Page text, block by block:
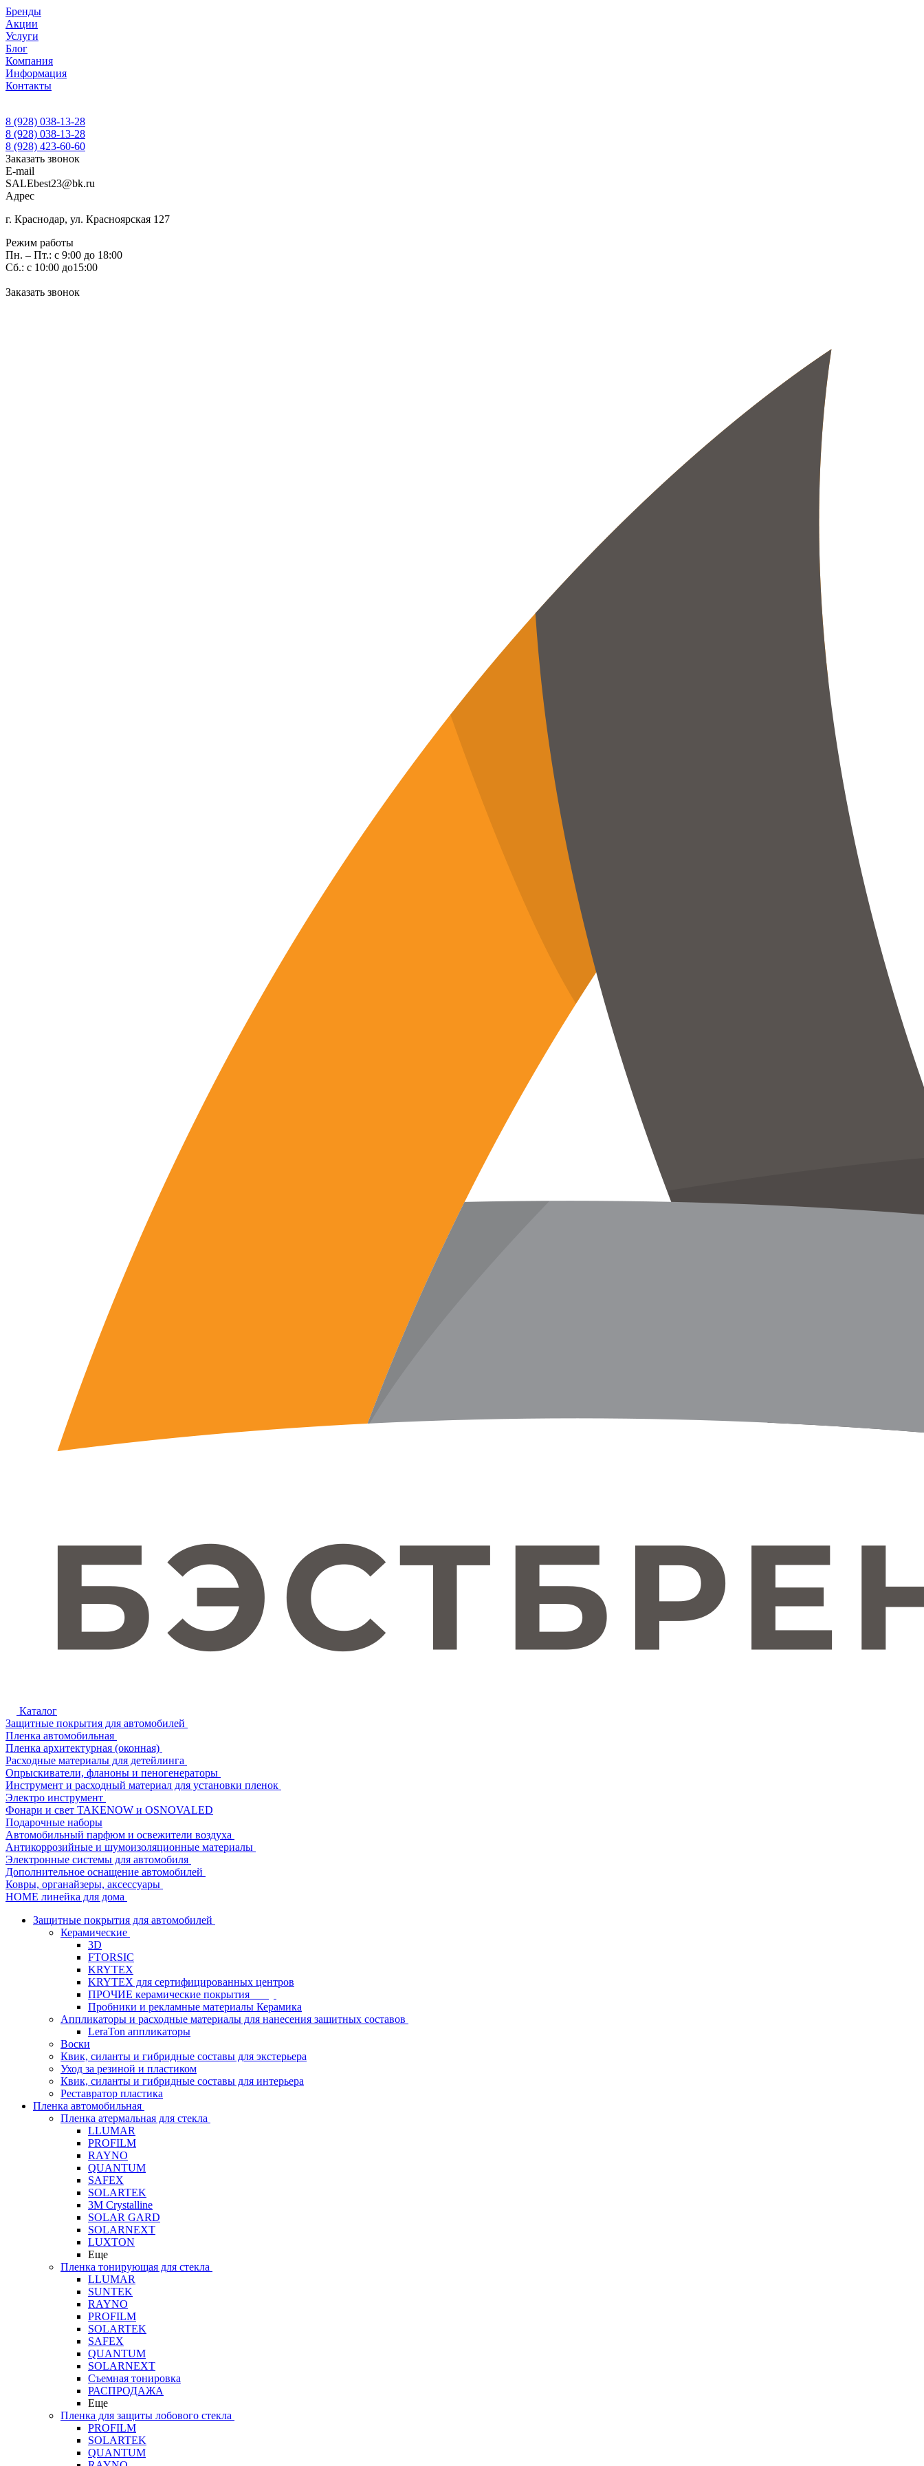
Бренды
Акции
Услуги
Блог
Компания
Информация
Контакты
8 (928) 038-13-28
8 (928) 038-13-28
8 (928) 423-60-60
Заказать звонок
E-mail
SALEbest23@bk.ru
Адрес
г. Краснодар, ул. Красноярская 127
Режим работы
Пн. – Пт.: с 9:00 до 18:00
Сб.: с 10:00 до15:00
Заказать звонок
Каталог
Защитные покрытия для автомобилей
Пленка автомобильная
Пленка архитектурная (оконная)
Расходные материалы для детейлинга
Опрыскиватели, фланоны и пеногенераторы
Инструмент и расходный материал для установки пленок
Электро инструмент
Фонари и свет TAKENOW и OSNOVALED
Подарочные наборы
Автомобильный парфюм и освежители воздуха
Антикоррозийные и шумоизоляционные материалы
Электронные системы для автомобиля
Дополнительное оснащение автомобилей
Ковры, органайзеры, аксессуары
HOME линейка для дома
Защитные покрытия для автомобилей
Керамические
3D
FTORSIC
KRYTEX
KRYTEX для сертифицированных центров
ПРОЧИЕ керамические покрытия
Пробники и рекламные материалы Керамика
Аппликаторы и расходные материалы для нанесения защитных составов
LeraTon аппликаторы
Воски
Квик, силанты и гибридные составы для экстерьера
Уход за резиной и пластиком
Квик, силанты и гибридные составы для интерьера
Реставратор пластика
Пленка автомобильная
Пленка атермальная для стекла
LLUMAR
PROFILM
RAYNO
QUANTUM
SAFEX
SOLARTEK
3M Crystalline
SOLAR GARD
SOLARNEXT
LUXTON
Еще
Пленка тонирующая для стекла
LLUMAR
SUNTEK
RAYNO
PROFILM
SOLARTEK
SAFEX
QUANTUM
SOLARNEXT
Съемная тонировка
РАСПРОДАЖА
Еще
Пленка для защиты лобового стекла
PROFILM
SOLARTEK
QUANTUM